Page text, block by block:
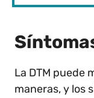
La DTM puede
maneras, y los